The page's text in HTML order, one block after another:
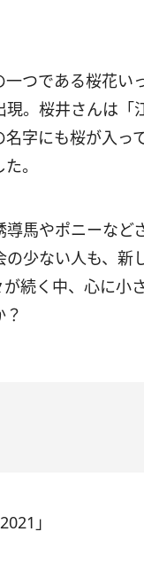
⼀つである桜花
現。桜井さんは
字にも桜が⼊っ
。
馬やポニーな
少ない人も、新
が続く中、心に
」